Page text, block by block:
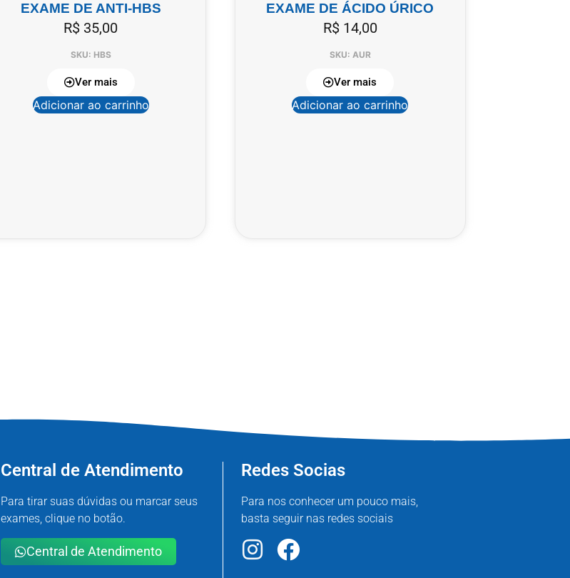
EXAME DE ANTI-HBS
R$ 35,00
SKU: HBS
Ver mais
Adicionar ao carrinho
EXAME DE ÁCIDO ÚRICO
R$14,00
SKU: AUR
Ver mais
Adicionar ao carrinho
Central de Atendimento
Para tirar suas dúvidas ou marcar seus
exames, clique no botão.
Central de Atendimento
Redes Socias
Para nos conhecer um pouco mais,
basta seguir nas redes sociais